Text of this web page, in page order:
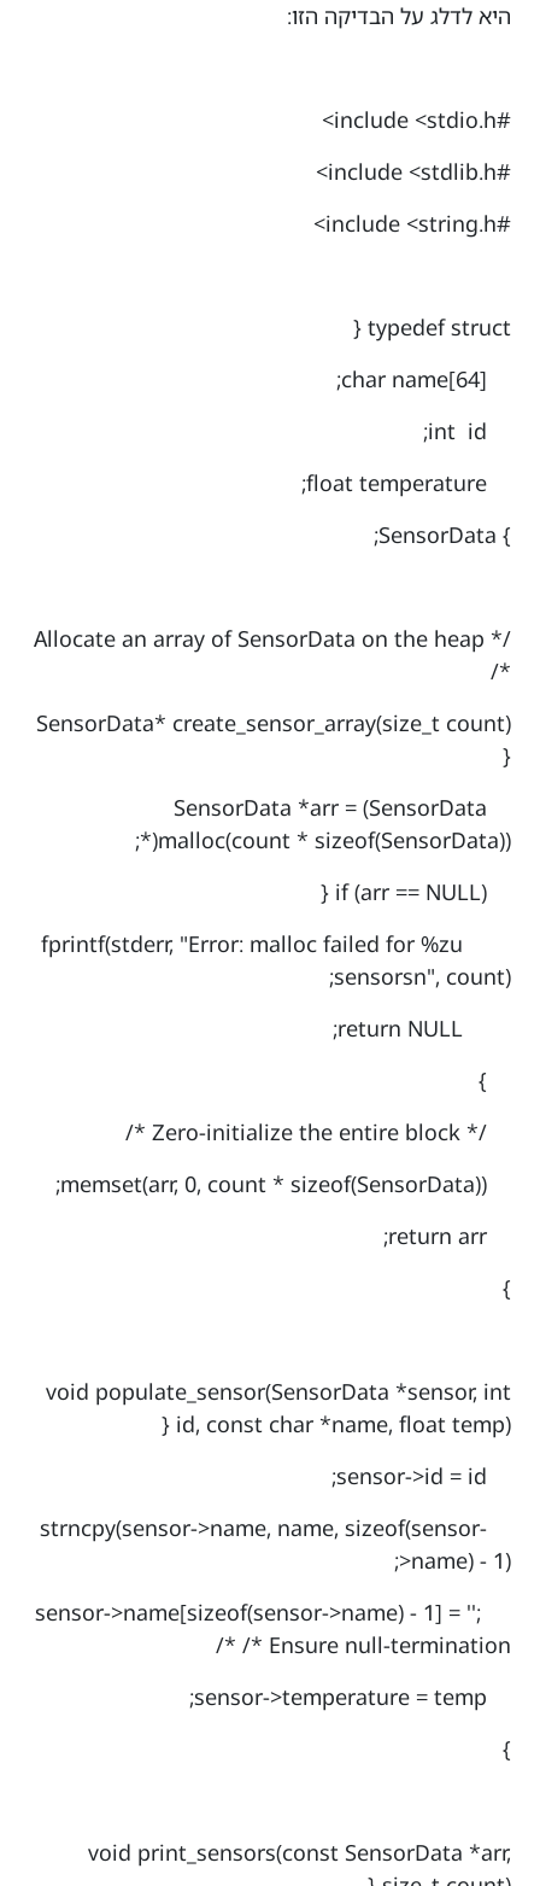
היא לדלג על הבדיקה הזו:
#include <stdio.h>
#include <stdlib.h>
#include <string.h>
typedef struct {
} SensorData;
/* Allocate an array of SensorData on the heap
*/
SensorData* create_sensor_array(size_t count)
{
SensorData *arr = (SensorData
*)malloc(count * sizeof(SensorData));
fprintf(stderr, "Error: malloc failed for %zu
sensorsn", count);
}
/* Zero-initialize the entire block */
}
void populate_sensor(SensorData *sensor, int
id, const char *name, float temp) {
strncpy(sensor->name, name, sizeof(sensor-
>name) - 1);
sensor->name[sizeof(sensor->name) - 1] = '';
/* Ensure null-termination */
}
void print_sensors(const SensorData *arr,